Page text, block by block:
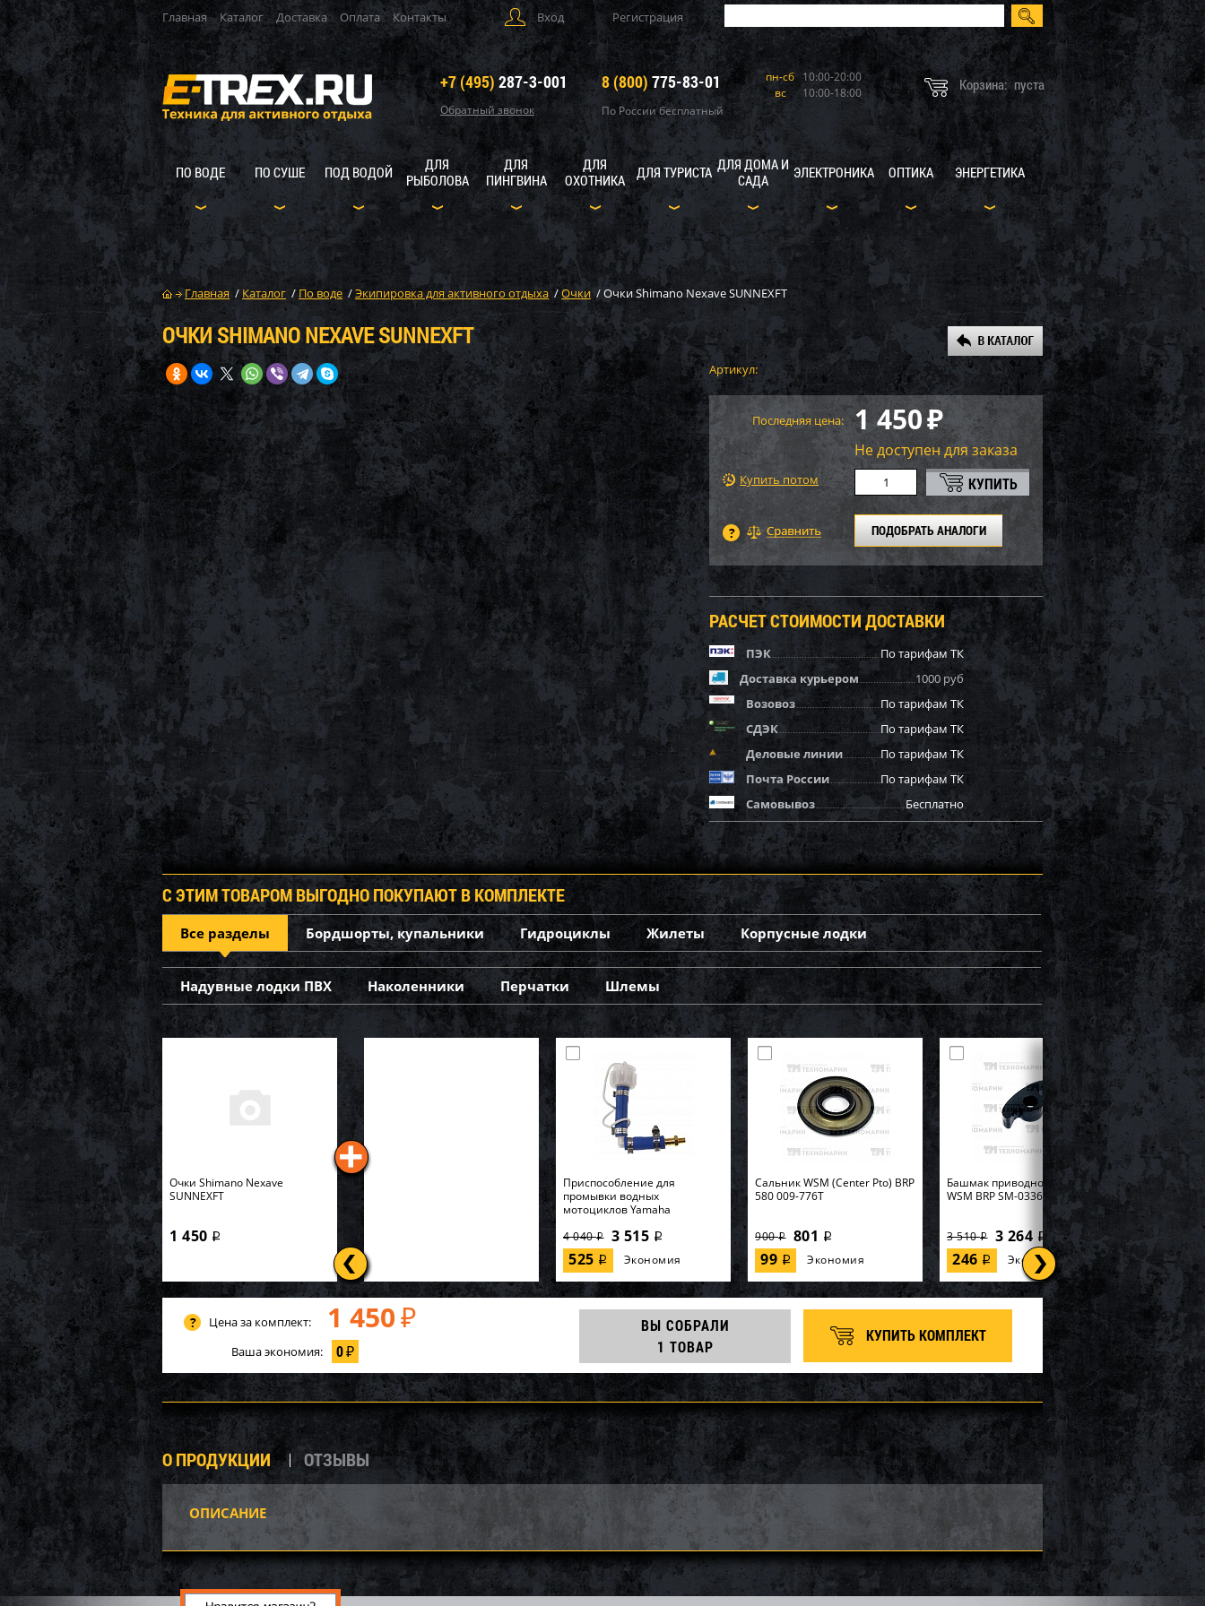
Главная Каталог Доставка Оплата Контакты Вход Регистрация
+7 (495) 287-3-001
Обратный звонок
8 (800) 775-83-01
По России бесплатный
пн-сб 10:00-20:00
вс
10:00-18:00 Корзина: пуста
ПО ВОДЕ ПО СУШЕ ПОД ВОДОЙ
ДЛЯ
РЫБОЛОВА
ДЛЯ
ПИНГВИНА
ДЛЯ
ОХОТНИКА
ДЛЯ ТУРИСТА ДЛЯ ДОМА И
САДА
ЭЛЕКТРОНИКА ОПТИКА ЭНЕРГЕТИКА
Главная / Каталог / По воде /Экипировка для активного отдыха /Очки /Очки Shimano Nexave SUNNEXFT
ОЧКИ SHIMANO NEXAVE SUNNEXFT
Артикул:
Последняя цена: 1 450₽
Не доступен для заказа
Купить потом
ПОДОБРАТЬ АНАЛОГИ
РАСЧЕТ СТОИМОСТИ ДОСТАВКИ
ПЭК
По тарифам ТК
Доставка курьером
1000 руб
Возовоз
По тарифам ТК
СДЭК
По тарифам ТК
Деловые линии
По тарифам ТК
Почта России
По тарифам ТК
Самовывоз
Бесплатно
С ЭТИМ ТОВАРОМ ВЫГОДНО ПОКУПАЮТ В КОМПЛЕКТЕ
Все разделы Бордшорты, купальники Гидроциклы Жилеты Корпусные лодки
Надувные лодки ПВХ Наколенники Перчатки Шлемы
Очки Shimano Nexave
SUNNEXFT
1 450 i
Приспособление для
промывки водных
мотоциклов Yamaha
4 040i 3 515 i
525 i Экономия
Cальник WSM (Center Pto) BRP
580 009-776T
900i 801 i
99 i Экономия
Башмак приводной цепи
WSM BRP SM-03361
3 510i 3 264 i
246 i Экономия
Вал импеллера WSM Yamaha
12 960 12 053
907 Экономия
Импеллер SOLAS KE-CD-09/15
26 220 24 385 i
1 835 Экономия
Импеллер SOLAS KGX-CD-
12/16
30 480 28 346i
2 134 Экономия
Импеллер SOLAS KGX-CD-
15/20
30 480 i 28 346 i
2 134 Экономия
Цена за комплект: 1 450 ₽
Ваша экономия: 0₽
ВЫ СОБРАЛИ
1 ТОВАР
КУПИТЬ КОМПЛЕКТ
О ПРОДУКЦИИ ОТЗЫВЫ
ОПИСАНИЕ